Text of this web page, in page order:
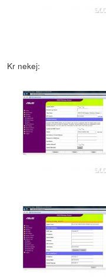
Kr nekej: